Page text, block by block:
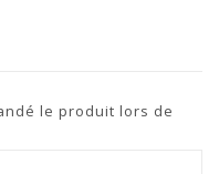
le produit lors de